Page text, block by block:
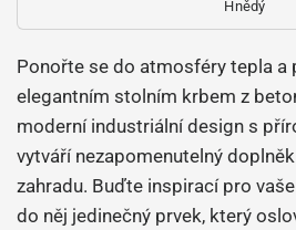
Hnědý
Ponořte se do atmosféry tepla a
elegantním stolním krbem z
moderní industriální design s
vytváří nezapomenutelný
zahradu. Buďte inspirací pro
do něj jedinečný prvek, který